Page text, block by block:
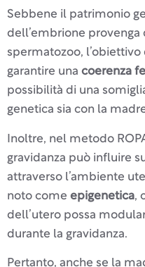
Sebbene il patrimonio
dell’embrione provenga
spermatozoo, l’obiettivo
garantire una coerenza
possibilità di una
genetica sia con la
Inoltre, nel metodo
gravidanza può influire
attraverso l’ambiente
noto come epigenetica,
dell’utero possa
durante la gravidanza.
Pertanto, anche se la